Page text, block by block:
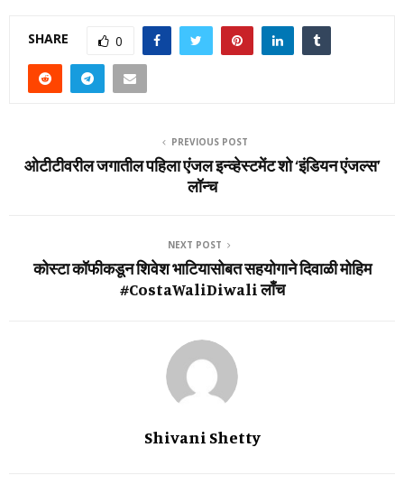
SHARE 0
PREVIOUS POST
ओटीटीवरील जगातील पहिला एंजल इन्व्हेस्टमेंट शो ‘इंडियन एंजल्स’
लॉन्च
NEXT POST
कोस्‍टा कॉफीकडून शिवेश भाटियासोबत सहयोगाने दिवाळी मोहिम
#CostaWaliDiwali लाँच
Shivani Shetty